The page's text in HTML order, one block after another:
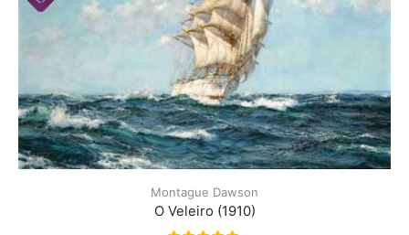
Montague Dawson
O Veleiro (1910)